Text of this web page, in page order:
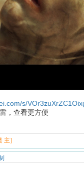
s/
，查看更方便
主]